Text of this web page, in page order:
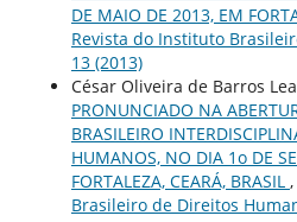
DE MAIO DE 2013, EM
Revista do Instituto
13 (2013)
César Oliveira de Barros
PRONUNCIADO NA
BRASILEIRO
HUMANOS, NO DIA 1o DE
FORTALEZA, CEARÁ, BRASIL ,
Brasileiro de Direitos